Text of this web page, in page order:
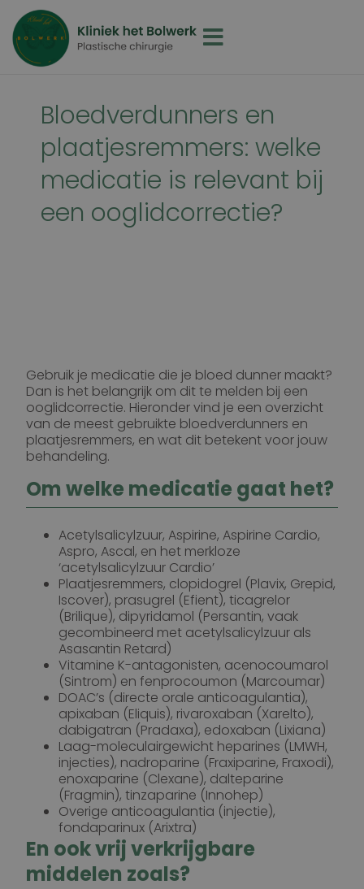
Bloedverdunners en
plaatjesremmers: welke
medicatie is relevant bij
een ooglidcorrectie?
Gebruik je medicatie die je bloed dunner maakt?
Dan is het belangrijk om dit te melden bij een
ooglidcorrectie. Hieronder vind je een overzicht
van de meest gebruikte bloedverdunners en
plaatjesremmers, en wat dit betekent voor jouw
behandeling.
Om welke medicatie gaat het?
Acetylsalicylzuur, Aspirine, Aspirine Cardio,
Aspro, Ascal, en het merkloze
‘acetylsalicylzuur Cardio’
Plaatjesremmers, clopidogrel (Plavix, Grepid,
Iscover), prasugrel (Efient), ticagrelor
(Brilique), dipyridamol (Persantin, vaak
gecombineerd met acetylsalicylzuur als
Asasantin Retard)
Vitamine K-antagonisten, acenocoumarol
(Sintrom) en fenprocoumon (Marcoumar)
DOAC’s (directe orale anticoagulantia),
apixaban (Eliquis), rivaroxaban (Xarelto),
dabigatran (Pradaxa), edoxaban (Lixiana)
Laag-moleculairgewicht heparines (LMWH,
injecties), nadroparine (Fraxiparine, Fraxodi),
enoxaparine (Clexane), dalteparine
(Fragmin), tinzaparine (Innohep)
Overige anticoagulantia (injectie),
fondaparinux (Arixtra)
En ook vrij verkrijgbare
middelen zoals?